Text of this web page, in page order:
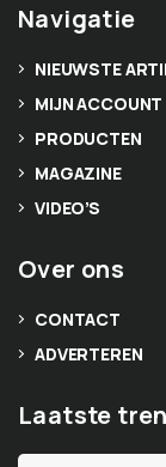
Navigatie
NIEUWSTE
MIJN ACCOUNT
PRODUCTEN
MAGAZINE
VIDEO’S
Over ons
CONTACT
ADVERTEREN
Laatste